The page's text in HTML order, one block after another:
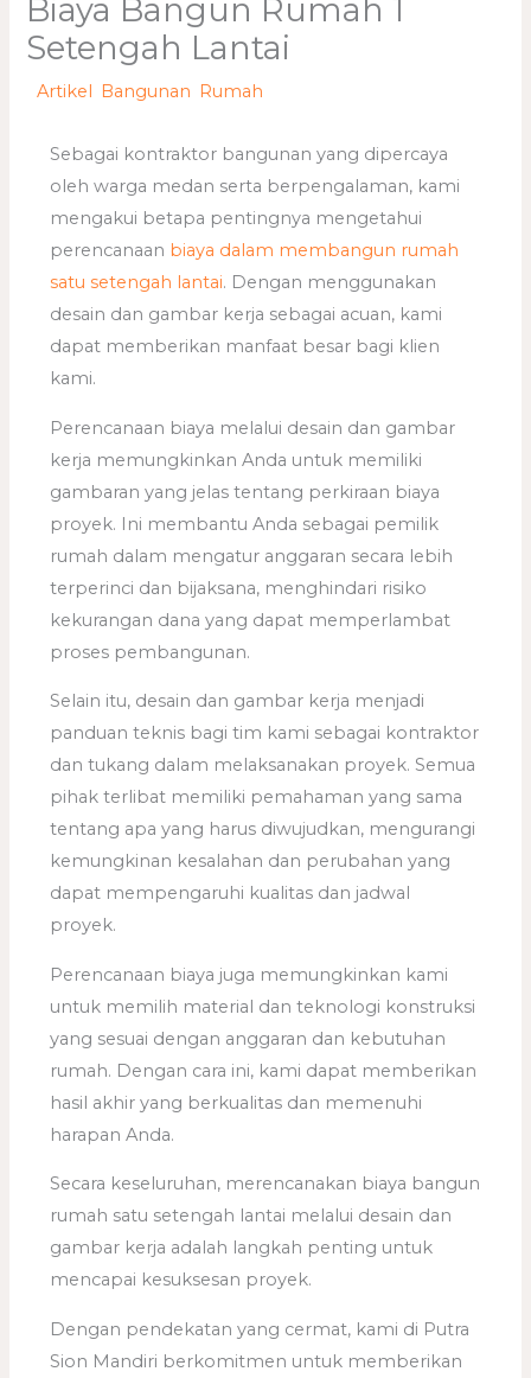
Biaya Bangun Rumah 1
Setengah Lantai
/Artikel Bangunan Rumah
Sebagai kontraktor bangunan yang dipercaya
oleh warga medan serta berpengalaman, kami
mengakui betapa pentingnya mengetahui
perencanaan biaya dalam membangun rumah
satu setengah lantai. Dengan menggunakan
desain dan gambar kerja sebagai acuan, kami
dapat memberikan manfaat besar bagi klien
kami.
Perencanaan biaya melalui desain dan gambar
kerja memungkinkan Anda untuk memiliki
gambaran yang jelas tentang perkiraan biaya
proyek. Ini membantu Anda sebagai pemilik
rumah dalam mengatur anggaran secara lebih
terperinci dan bijaksana, menghindari risiko
kekurangan dana yang dapat memperlambat
proses pembangunan.
Selain itu, desain dan gambar kerja menjadi
panduan teknis bagi tim kami sebagai kontraktor
dan tukang dalam melaksanakan proyek. Semua
pihak terlibat memiliki pemahaman yang sama
tentang apa yang harus diwujudkan, mengurangi
kemungkinan kesalahan dan perubahan yang
dapat mempengaruhi kualitas dan jadwal
proyek.
Perencanaan biaya juga memungkinkan kami
untuk memilih material dan teknologi konstruksi
yang sesuai dengan anggaran dan kebutuhan
rumah. Dengan cara ini, kami dapat memberikan
hasil akhir yang berkualitas dan memenuhi
harapan Anda.
Secara keseluruhan, merencanakan biaya bangun
rumah satu setengah lantai melalui desain dan
gambar kerja adalah langkah penting untuk
mencapai kesuksesan proyek.
Dengan pendekatan yang cermat, kami di Putra
Sion Mandiri berkomitmen untuk memberikan